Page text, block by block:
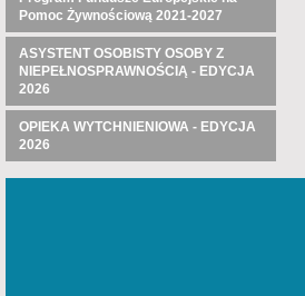
Pomoc Żywnościową 2021-2027
ASYSTENT OSOBISTY OSOBY Z
NIEPEŁNOSPRAWNOŚCIĄ - EDYCJA
2026
OPIEKA WYTCHNIENIOWA - EDYCJA
2026